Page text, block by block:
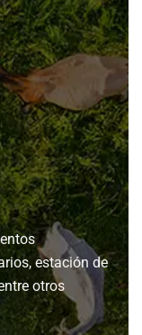
estación de
otros